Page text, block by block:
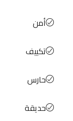
أمن
تكييف
حارس
حديقة